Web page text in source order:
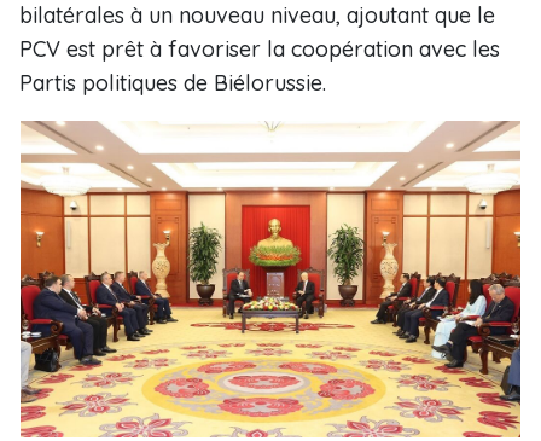
bilatérales à un nouveau niveau, ajoutant que le
PCV est prêt à favoriser la coopération avec les
Partis politiques de Biélorussie.